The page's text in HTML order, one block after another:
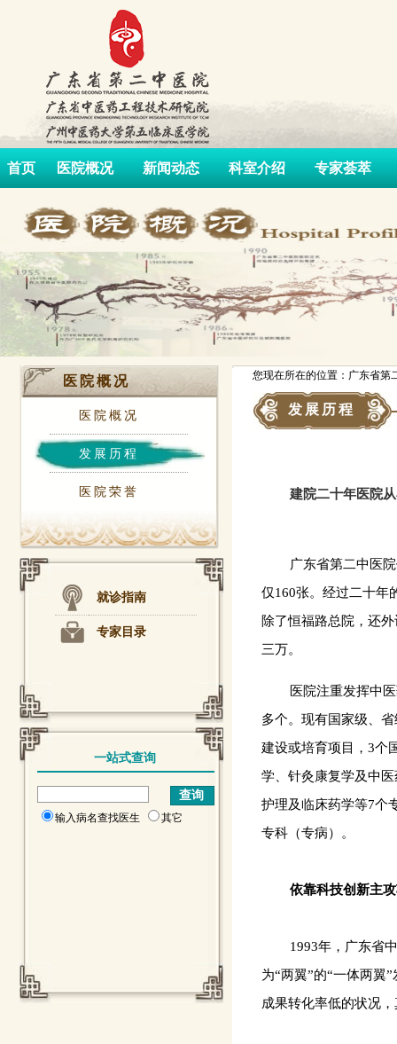
首页 医院概况 新闻动态 科室介绍 专家荟萃
医院概况
医院概况
发展历程
医院荣誉
就诊指南
专家目录
一站式查询
输入病名查找医生 其它
您现在所在的位置：广东省第
发展历程
建院二十年医院
广东省第二中医
仅160张。经过二十年
除了恒福路总院，还
三万。
医院注重发挥中
多个。现有国家级、
建设或培育项目，3个
学、针灸康复学及中
护理及临床药学等7个
专科（专病）。
依靠科技创新主
1993年，广东省
为“两翼”的“一体两翼
成果转化率低的状况